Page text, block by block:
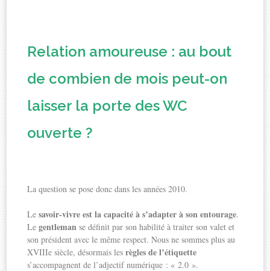
Relation amoureuse : au bout
de combien de mois peut-on
laisser la porte des WC
ouverte ?
La question se pose donc dans les années 2010.
Lesavoir-vivre est la capacité à s’adapter à son entourage.
Legentleman se définit par son habilité à traiter son valet et
son président avec le même respect. Nous ne sommes plus au
XVIIIe siècle, désormais lesrègles de l’étiquette
s’accompagnent de l’adjectif numérique : « 2.0 ».